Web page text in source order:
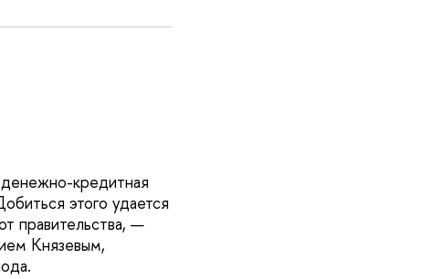
кредитная
этого удается
правительства, —
Князевым,